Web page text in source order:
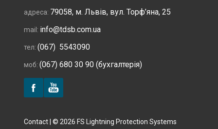
адреса: 79058, м. Львів, вул. Торф’яна, 25
mail: info@tdsb.com.ua
тел: (067) 5543090
моб: (067) 680 30 90 (бухгалтерія)
Contact | © 2026 FS Lightning Protection Systems